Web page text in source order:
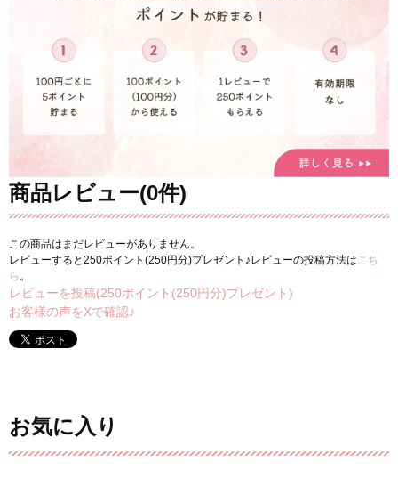
商品レビュー(0件)
この商品はまだレビューがありません。
レビューすると250ポイント(250円分)プレゼント♪レビューの投稿方法は こち
ら 。
レビューを投稿(250ポイント(250円分)プレゼント)
お客様の声をXで確認♪
お気に入り